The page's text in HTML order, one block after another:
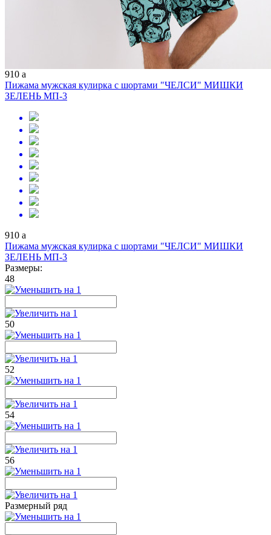
910 a
Пижама мужская кулирка с шортами "ЧЕЛСИ" МИШКИ
ЗЕЛЕНЬ МП-3
910 a
Пижама мужская кулирка с шортами "ЧЕЛСИ" МИШКИ
ЗЕЛЕНЬ МП-3
Размеры:
48
50
52
54
56
Размерный ряд